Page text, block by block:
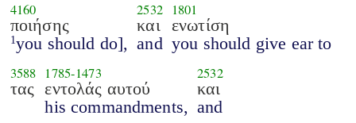
4160
ποιήσης
1 you should do],
2532
και
and
1801
ενωτίση
you should give ear to
3588
τας
1785-1473
εντολάς αυτού
his commandments,
2532
και
and